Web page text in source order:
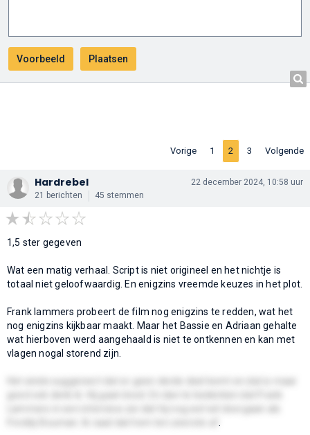
Vorige 1 2 3 Volgende
Hardrebel
21 berichten 45 stemmen
22 december 2024, 10:58 uur
1,5 ster gegeven
Wat een matig verhaal. Script is niet origineel en het nichtje is
totaal niet geloofwaardig. En enigzins vreemde keuzes in het plot.
Frank lammers probeert de film nog enigzins te redden, wat het
nog enigzins kijkbaar maakt. Maar het Bassie en Adriaan gehalte
wat hierboven werd aangehaald is niet te ontkennen en kan met
vlagen nogal storend zijn.